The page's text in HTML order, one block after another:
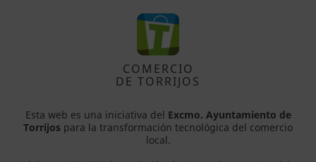
COMERCIO
DE TORRIJOS
Esta web es una iniciativa del Excmo. Ayuntamiento de
Torrijos para la transformación tecnológica del comercio
local.